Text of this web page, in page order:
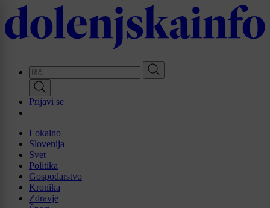
Skip
to
main
Prijavi se
Lokalno
Slovenija
Svet
Politika
Gospodarstvo
Kronika
Zdravje